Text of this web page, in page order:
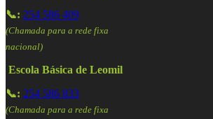
📞: 254 586 409
(Chamada para a rede fixa
nacional)
Escola Básica de Leomil
📞: 254 586 833
(Chamada para a rede fixa